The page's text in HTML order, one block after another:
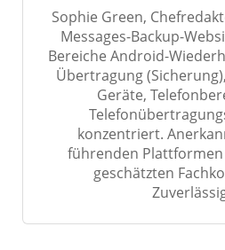
Sophie Green,
Messages-Backup-
Bereiche Android-
Übertragung
Geräte,
konzentriert.
führenden
geschätzten